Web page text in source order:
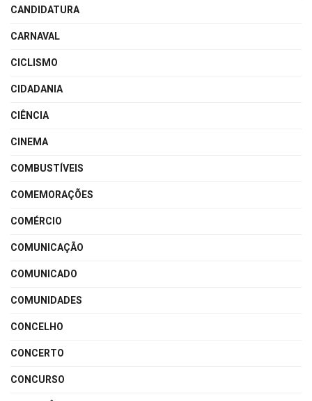
CANDIDATURA
CARNAVAL
CICLISMO
CIDADANIA
CIÊNCIA
CINEMA
COMBUSTÍVEIS
COMEMORAÇÕES
COMÉRCIO
COMUNICAÇÃO
COMUNICADO
COMUNIDADES
CONCELHO
CONCERTO
CONCURSO